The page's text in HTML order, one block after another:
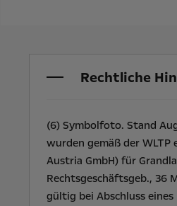
Rechtliche
(6) Symbolfoto. Stand
wurden gemäß der
Austria GmbH) für
Rechtsgeschäftsgeb., 36
gültig bei Abschluss